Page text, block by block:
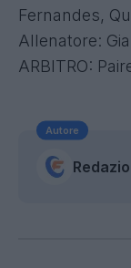
Fernandes,
Allenatore:
ARBITRO:
Autore